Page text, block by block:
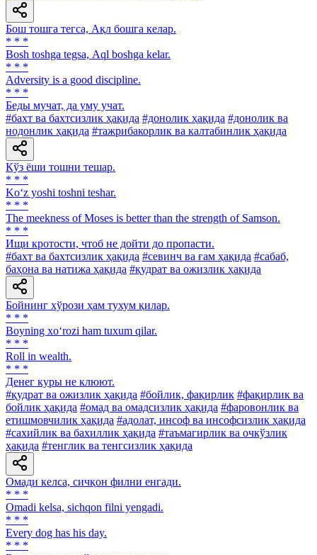
Бош тошга тегса, Ақл бошга келар.
* * *
Bosh toshga tegsa, Аql boshga kelar.
* * *
Adversity is a good discipline.
* * *
Беды мучат, да уму учат.
#бахт ва бахтсизлик ҳақида #донолик ҳақида #донолик ва
нодонлик ҳақида #тажрибакорлик ва калтабинлик ҳақида
Кўз ёши тошни тешар.
* * *
Ko‘z yoshi toshni teshar.
* * *
The meekness of Moses is better than the strength of Samson.
* * *
Ищи кротости, чтоб не дойти до пропасти.
#бахт ва бахтсизлик ҳақида #севинч ва ғам ҳақида #сабаб,
баҳона ва натижа ҳақида #қудрат ва ожизлик ҳақида
Бойнинг хўрози ҳам тухум қилар.
* * *
Boyning xo‘rozi ham tuxum qilar.
* * *
Roll in wealth.
* * *
Денег куры не клюют.
#қудрат ва ожизлик ҳақида #бойлик, фақирлик #фақирлик ва
бойлик ҳақида #омад ва омадсизлик ҳақида #фаровонлик ва
етишмовчилик ҳақида #адолат, инсоф ва инсофсизлик ҳақида
#сахийлик ва бахиллик ҳақида #таъмагирлик ва очкўзлик
ҳақида #тенглик ва тенгсизлик ҳақида
Омади келса, сичқон филни енгади.
* * *
Omadi kelsa, sichqon filni yengadi.
* * *
Every dog has his day.
* * *